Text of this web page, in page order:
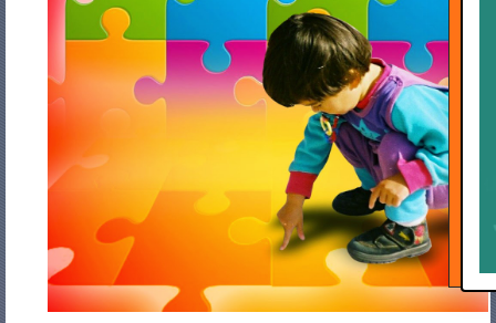
Marketing
Series